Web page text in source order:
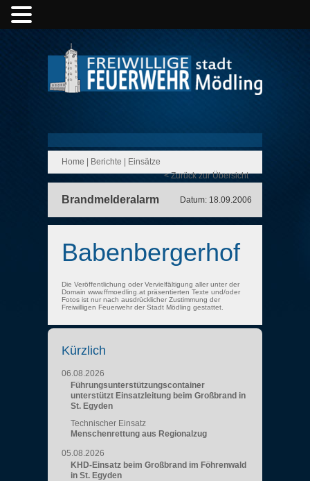
Home Berichte
Einsätze
< Zurück zur Übersicht
Brandmelderalarm Datum: 18.09.2006
Babenbergerhof
Die Veröffentlichung oder Vervielfältigung aller unter der
Domain www.ffmoedling.at präsentierten Texte und/oder
Fotos ist nur nach ausdrücklicher Zustimmung der
Freiwilligen Feuerwehr der Stadt Mödling gestattet.
Kürzlich
06.08.2026
Führungsunterstützungscontainer
unterstützt Einsatzleitung beim Großbrand in
St. Egyden
Technischer Einsatz
Menschenrettung aus Regionalzug
05.08.2026
KHD-Einsatz beim Großbrand im Föhrenwald
in St. Egyden